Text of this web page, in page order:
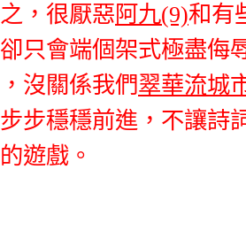
之 ，很厭惡阿九(9)和有
卻只會端個架式極盡侮
，沒關係我們翠華流城
步步穩穩前進 ，不讓詩
的遊戲 。